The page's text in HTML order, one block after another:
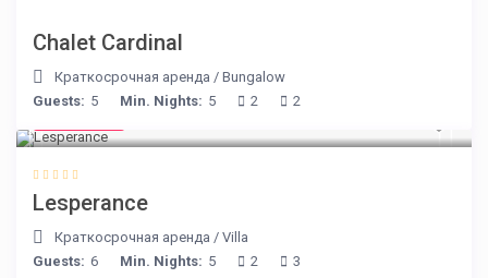
Chalet Cardinal
Краткосрочная аренда /Bungalow
Guests: 5 Min. Nights: 5 2 2
Lesperance
Краткосрочная аренда /Villa
Guests: 6 Min. Nights: 5 2 3